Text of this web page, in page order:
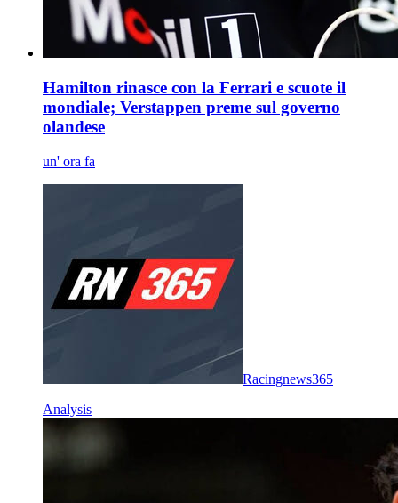
Hamilton rinasce con la Ferrari e scuote il
mondiale; Verstappen preme sul governo
olandese
un' ora fa
Racingnews365
Analysis